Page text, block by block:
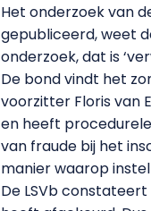
Het onderzoek van
gepubliceerd, weet
onderzoek, dat is
De bond vindt het
voorzitter Floris van
en heeft
van fraude bij het
manier waarop
De LSVb